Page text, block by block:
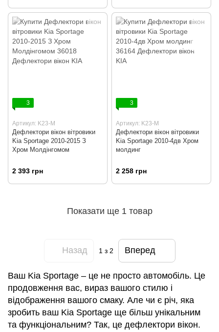
3
Артикул: K23-М
Дефлектори вікон вітровики
Kia Sportage 2010-2015 З
Хром Молдінгомом
2 393 грн
3
Артикул: K23-M
Дефлектори вікон вітровики
Kia Sportage 2010-4дв Хром
молдинг
2 258 грн
Показати ще 1 товар
Назад 1 з 2 Вперед
Ваш Kia Sportage – це не просто автомобіль. Це
продовження вас, вираз вашого стилю і
відображення вашого смаку. Але чи є річ, яка
зробить ваш Kia Sportage ще більш унікальним
та функціональним? Так, це дефлектори вікон.